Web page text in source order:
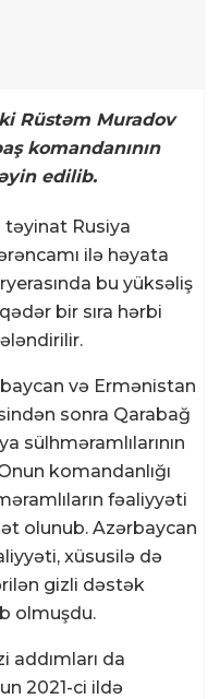
Rüstəm Muradov
komandanının
edilib.
təyinat Rusiya
ilə həyata
bu yüksəliş
bir sıra hərbi
və Ermənistan
sonra Qarabağ
sülhməramlılarının
komandanlığı
fəaliyyəti
olunub. Azərbaycan
xüsusilə də
gizli dəstək
olmuşdu.
addımları da
2021-ci ildə